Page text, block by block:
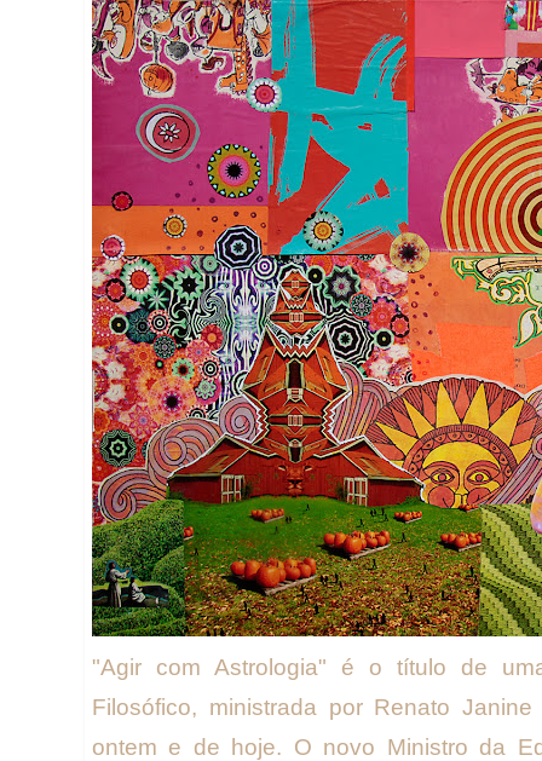
"Agir com Astrologia" é o título de
Filosófico, ministrada por Renato
ontem e de hoje. O novo Ministro da